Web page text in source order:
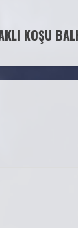
KOŞU